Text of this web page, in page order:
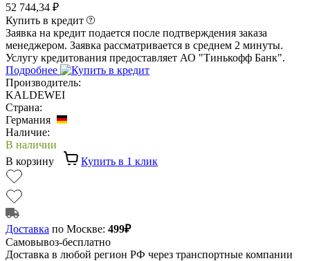
52 744,34 ₽
Купить в кредит
Заявка на кредит подается после подтверждения заказа
менеджером. Заявка рассматривается в среднем 2 минуты.
Услугу кредитования предоставляет АО "Тинькофф Банк".
Подробнее
Производитель:
KALDEWEI
Страна:
Германия
Наличие:
В наличии
В корзину
Купить в 1 клик
Доставка по Москве: 499₽
Самовывоз-бесплатно
Доставка в любой регион РФ через транспортные компании